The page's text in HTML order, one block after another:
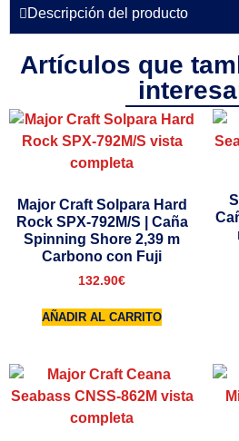
Descripción del producto
Artículos que
Major Craft Solpara Hard
Rock SPX-792M/S | Caña
Spinning Shore 2,39 m
Carbono con Fuji
132.90€
AÑADIR AL CARRITO